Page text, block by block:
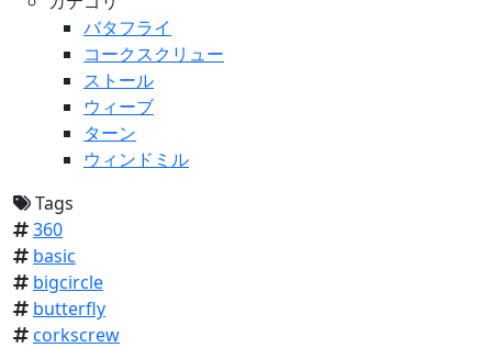
バタフライ
コークスクリュー
ストール
ウィーブ
ターン
ウィンドミル
Tags
360
basic
bigcircle
butterfly
corkscrew